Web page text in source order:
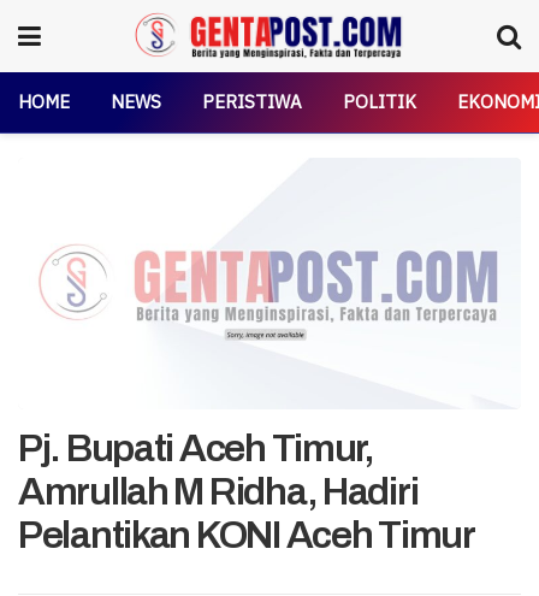
HOME NEWS PERISTIWA POLITIK
Pj. Bupati Aceh Timur,
Amrullah M Ridha, Hadiri
Pelantikan KONI Aceh Timur